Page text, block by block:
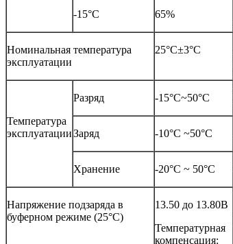
-15°C 65%
Номинальная температура
эксплуатации
25°C±3°C
Температура
эксплуатации
Разряд -15°C~50°C
Заряд -10°C ~50°C
Хранение -20°C ~ 50°C
Напряжение подзаряда в
буферном режиме (25°C)
13.50 до 13.80В
Температурная
компенсация: